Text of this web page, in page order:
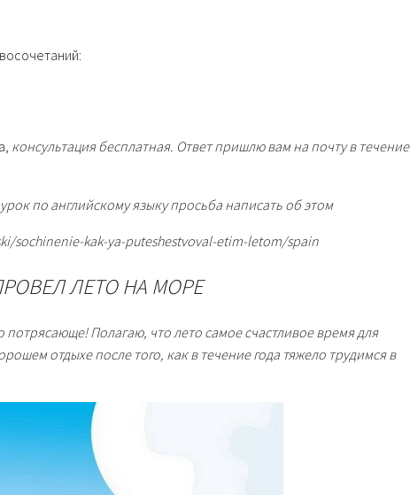
консультация бесплатная. Ответ пришлю вам на почту в течение
по английскому языку просьба написать об этом
sochinenie-kak-ya-puteshestvoval-etim-letom/spain
ЛЕТО НА МОРЕ
Полагаю, что лето самое счастливое время для
отдыхе после того, как в течение года тяжело трудимся в